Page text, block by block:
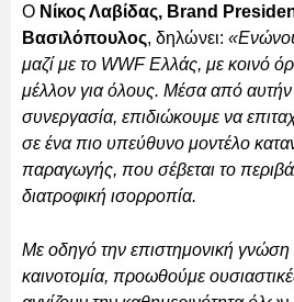
Ο Νίκος Λαβίδας, Brand
Βασιλόπουλος, δηλώνει:
μαζί με το WWF Ελλάς, με κοινό
μέλλον για όλους. Μέσα από αυτήν
συνεργασία, επιδιώκουμε να
σε ένα πιο υπεύθυνο μοντέλο
παραγωγής, που σέβεται το
διατροφική ισορροπία.
Με οδηγό την επιστημονική γνώση
καινοτομία, προωθούμε